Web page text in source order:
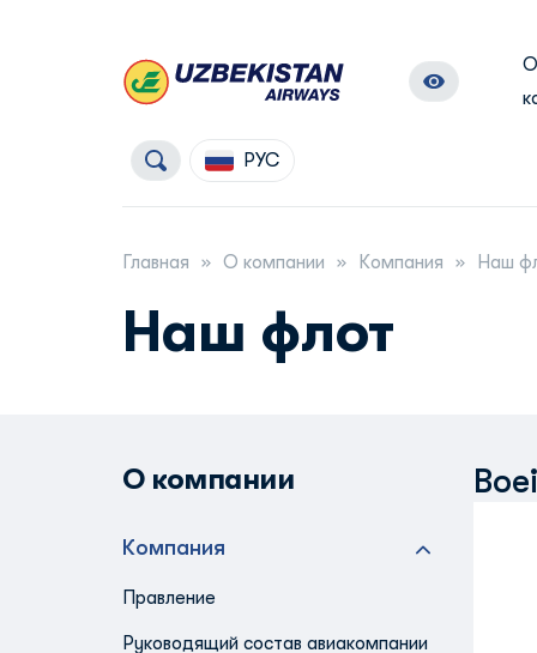
О
РУС
Главная О компании Компания Наш
Наш флот
О компании
Компания
Правление
Руководящий состав авиакомпании